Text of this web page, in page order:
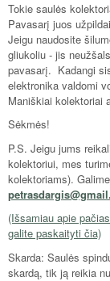
Tokie saulės
Pavasarį juos
Jeigu naudosite
gliukoliu - jis
pavasarį. Kadangi
elektronika valdomi
Maniškiai kolektoriai
Sėkmės!
P.S. Jeigu jums
kolektoriui, mes
kolektoriams).
(Išsamiau apie
galite paskaityti čia)
Skarda: Saulės
skardą, tik ją reikia